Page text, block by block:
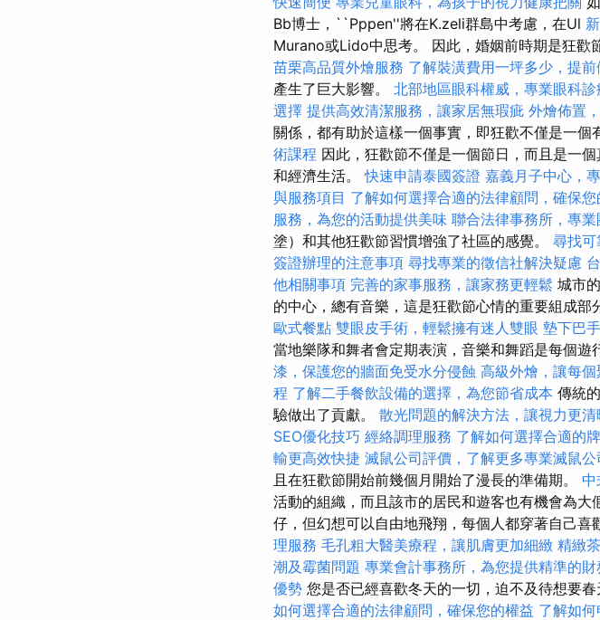
Bb博士，``Pppen''將在K.zeli群島中考慮，在Ul
Murano或Lido中思考。 因此，婚姻前時期是狂歡
苗栗高品質外燴服務 了解裝潢費用一坪多少，提
產生了巨大影響。 北部地區眼科權威，專業眼科診
選擇 提供高效清潔服務，讓家居無瑕疵 外燴佈置
關係，都有助於這樣一個事實，即狂歡不僅是一個
術課程 因此，狂歡節不僅是一個節日，而且是一
和經濟生活。快速申請泰國簽證 嘉義月子中心，
與服務項目 了解如何選擇合適的法律顧問，確保您
服務，為您的活動提供美味 聯合法律事務所，專
塗）和其他狂歡節習慣增強了社區的感覺。 尋找
簽證辦理的注意事項 尋找專業的徵信社解決疑慮
他相關事項 完善的家事服務，讓家務更輕鬆 城市
的中心，總有音樂，這是狂歡節心情的重要組成部
歐式餐點 雙眼皮手術，輕鬆擁有迷人雙眼 墊下巴
當地樂隊和舞者會定期表演，音樂和舞蹈是每個遊
漆，保護您的牆面免受水分侵蝕 高級外燴，讓每
程 了解二手餐飲設備的選擇，為您節省成本 傳統
驗做出了貢獻。 散光問題的解決方法，讓視力更清
SEO優化技巧 經絡調理服務 了解如何選擇合適的
輸更高效快捷 滅鼠公司評價，了解更多專業滅鼠
且在狂歡節開始前幾個月開始了漫長的準備期。 中
活動的組織，而且該市的居民和遊客也有機會為
仔，但幻想可以自由地飛翔，每個人都穿著自己喜
理服務 毛孔粗大醫美療程，讓肌膚更加細緻 精緻
潮及霉菌問題 專業會計事務所，為您提供精準的財
優勢 您是否已經喜歡冬天的一切，迫不及待想要
如何選擇合適的法律顧問，確保您的權益 了解如